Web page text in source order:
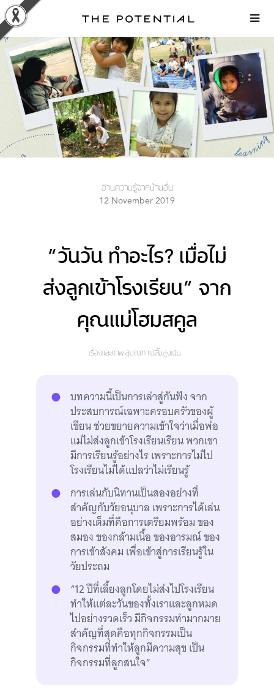
Skip
to
content
อ่านความรู้จากบ้านอื่น
12 November 2019
“วันวัน ทำอะไร? เมื่อไม่
ส่งลูกเข้าโรงเรียน” จาก
คุณแม่โฮมสคูล
เรื่องและภาพ สุมณฑา ปลื้มสูงเนิน
บทความนี้เป็นการเล่าสู่กันฟัง จาก
ประสบการณ์เฉพาะครอบครัวของผู้
เขียน ช่วยขยายความเข้าใจว่าเมื่อพ่อ
แม่ไม่ส่งลูกเข้าโรงเรียนเรียน พวกเขา
มีการเรียนรู้อย่างไร เพราะการไม่ไป
โรงเรียนไม่ได้แปลว่าไม่เรียนรู้
การเล่นกับนิทานเป็นสองอย่างที่
สำคัญกับวัยอนุบาล เพราะการได้เล่น
อย่างเต็มที่คือการเตรียมพร้อม ของ
สมอง ของกล้ามเนื้อ ของอารมณ์ ของ
การเข้าสังคม เพื่อเข้าสู่การเรียนรู้ใน
วัยประถม
“12 ปีที่เลี้ยงลูกโดยไม่ส่งไปโรงเรียน
ทำให้แต่ละวันของทั้งเราและลูกหมด
ไปอย่างรวดเร็ว มีกิจกรรมทำมากมาย
สำคัญที่สุดคือทุกกิจกรรมเป็น
กิจกรรมที่ทำให้ลูกมีความสุข เป็น
กิจกรรมที่ลูกสนใจ”